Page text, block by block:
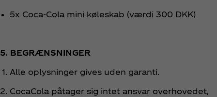
5x Coca‑Cola mini køleskab (værdi 300 DKK)
5. BEGRÆNSNINGER
Alle oplysninger gives uden garanti.
CocaCola påtager sig intet ansvar overhovedet,